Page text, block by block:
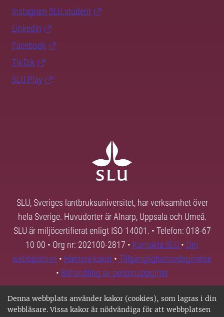
Denna webbplats använder kakor (cookies), som lagras i din
webbläsare. Vissa kakor är nödvändiga för att webbplatsen
Instagram SLU.student
LinkedIn
Facebook
TikTok
SLU Play
SLU, Sveriges lantbruksuniversitet, har verksamhet över
hela Sverige. Huvudorter är Alnarp, Uppsala och Umeå.
SLU är miljöcertifierat enligt ISO 14001. • Telefon: 018-67
10 00 • Org nr: 202100-2817 • Kontakta SLU • Om
webbplatsen • Hantera kakor • Tillgänglighetsredogörelse
• Behandling av personuppgifter